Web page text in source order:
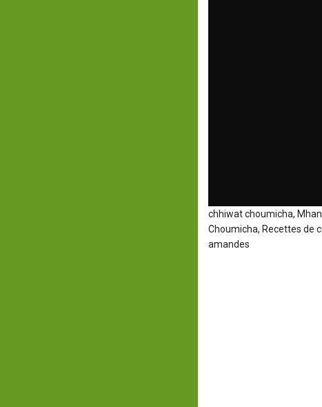
chhiwat choumicha,
Choumicha, Recettes de
amandes